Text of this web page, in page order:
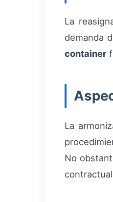
La
demanda
container
La
No